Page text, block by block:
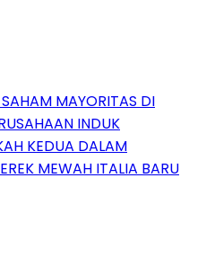
MAYORITAS DI
INDUK
KEDUA DALAM
MEWAH ITALIA BARU